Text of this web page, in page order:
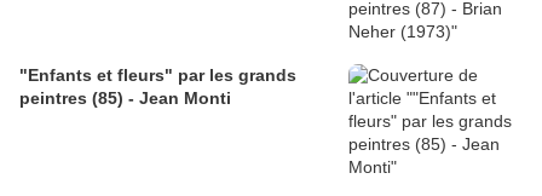
"Enfants et fleurs" par les grands
peintres (85) - Jean Monti